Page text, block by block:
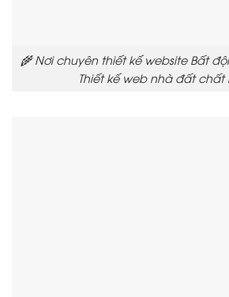
🌾 Nơi chuyên thiết kế website Bất
Thiết kế web nhà đất chất